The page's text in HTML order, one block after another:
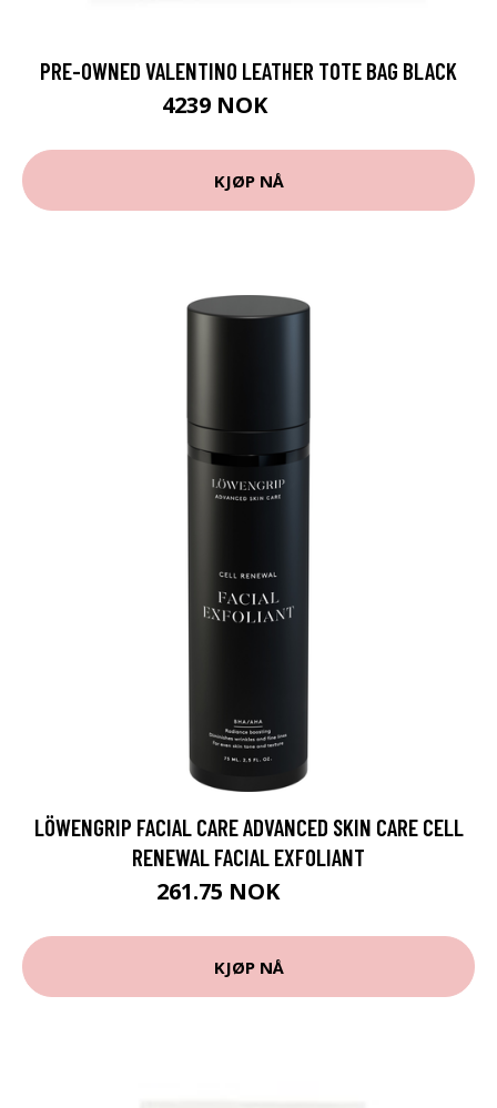
PRE-OWNED VALENTINO LEATHER TOTE BAG BLACK
4239 NOK
KJØP NÅ
LÖWENGRIP FACIAL CARE ADVANCED SKIN CARE CELL
RENEWAL FACIAL EXFOLIANT
261.75 NOK
KJØP NÅ